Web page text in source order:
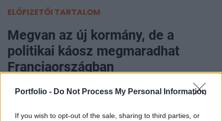
Portfolio - Do Not Process My Personal Information
If you wish to opt-out of the sale, sharing to third parties, or
ELŐFIZETŐI TARTALOM
Megvan az új kormány, de a
politikai káosz megmaradhat
Franciaországban
Portfolio